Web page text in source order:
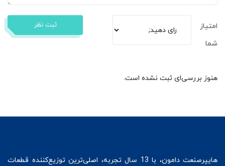
امتیاز
شما
ثبت نظر
هنوز بررسی‌ای ثبت نشده است.
هایپرصنعت
دامون، با 13 سال تجربه، اصلی‌ترین توزیع‌کننده قطعات